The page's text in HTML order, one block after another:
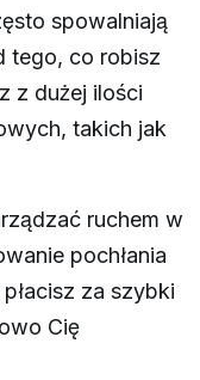
spowalniają
tego, co robisz
z dużej ilości
takich jak
ruchem w
pochłania
za szybki
Cię